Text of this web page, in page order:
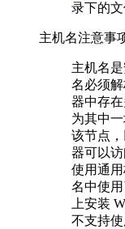
录下的文
主机名注意事
主机名
名必须
器中存
为其中
该节点
器可以
使用通
名中使
上安装
不支持使